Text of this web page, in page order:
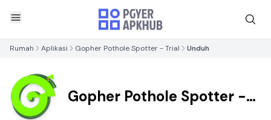
Rumah Aplikasi Gopher Pothole Spotter - Trial Unduh
Gopher Pothole Spotter -